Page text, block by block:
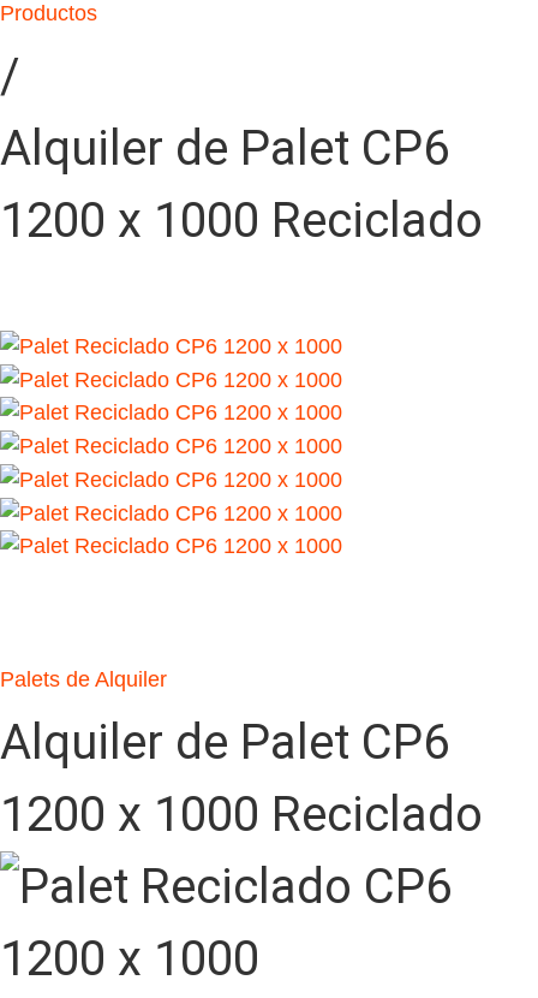
Productos
/
Alquiler de Palet CP6
1200 x 1000 Reciclado
Palets de Alquiler
Alquiler de Palet CP6
1200 x 1000 Reciclado